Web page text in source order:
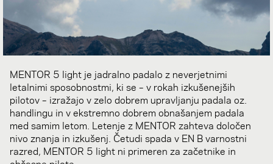
MENTOR 5 light je jadralno padalo z neverjetnimi
letalnimi sposobnostmi, ki se – v rokah izkušenejših
pilotov – izražajo v zelo dobrem upravljanju padala oz.
handlingu in v ekstremno dobrem obnašanjem padala
med samim letom. Letenje z MENTOR zahteva določen
nivo znanja in izkušenj. Četudi spada v EN B varnostni
razred, MENTOR 5 light ni primeren za začetnike in